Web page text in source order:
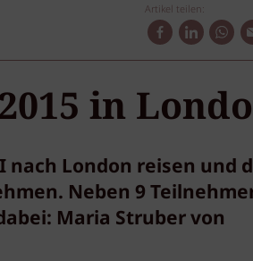
Artikel teilen:
in
London reisen und
Neben 9
Maria Struber von